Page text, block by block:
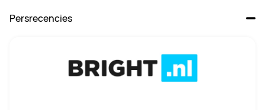
Persrecencies